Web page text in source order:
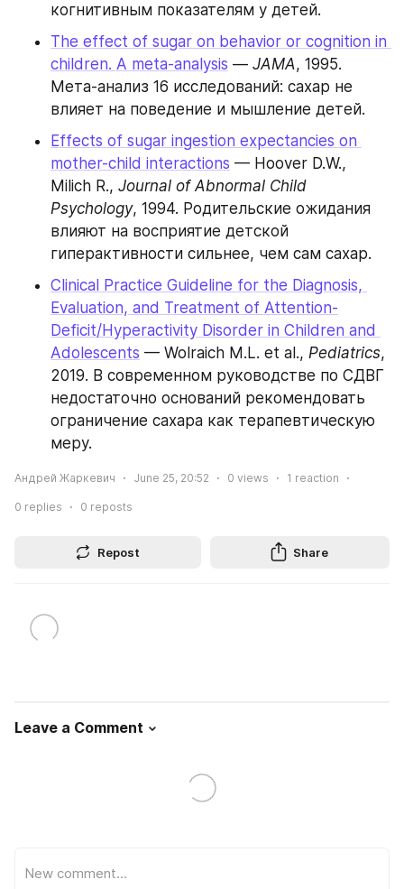
когнитивным показателям у детей.
The effect of sugar on behavior or cognition in
children. A meta-analysis — JAMA, 1995.
Мета‑анализ 16 исследований: сахар не
влияет на поведение и мышление детей.
Effects of sugar ingestion expectancies on
mother-child interactions — Hoover D.W.,
Milich R., Journal of Abnormal Child
Psychology, 1994. Родительские ожидания
влияют на восприятие детской
гиперактивности сильнее, чем сам сахар.
Clinical Practice Guideline for the Diagnosis,
Evaluation, and Treatment of Attention-
Deficit/Hyperactivity Disorder in Children and
Adolescents — Wolraich M.L. et al., Pediatrics,
2019. В современном руководстве по СДВГ
недостаточно оснований рекомендовать
ограничение сахара как терапевтическую
меру.
Андрей Жаркевич June 25, 20:52 0 views 1 reaction
0 replies 0 reposts
Repost Share
Leave a Comment